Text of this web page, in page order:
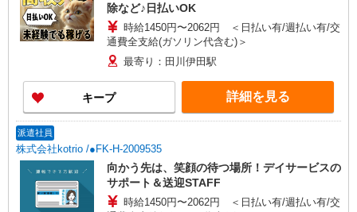
除など♪日払いOK
時給1450円〜2062円 ＜日払い有/週払い有/交
通費全支給(ガソリン代含む)＞
最寄り：田川伊田駅
キープ 詳細を見る
派遣社員
株式会社kotrio /●FK-H-2009535
向かう先は、笑顔の待つ場所！デイサービスの
サポート＆送迎STAFF
時給1450円〜2062円 ＜日払い有/週払い有/交